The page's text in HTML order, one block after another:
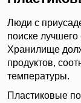
Люди с
поиске
Хранилище
продуктов,
температуры.
Пластиковые